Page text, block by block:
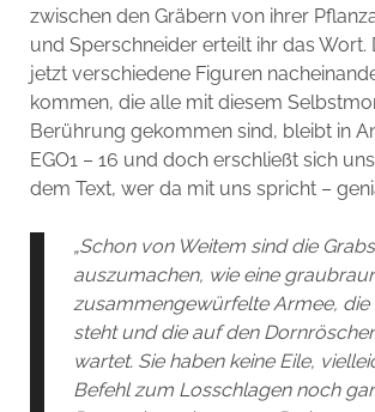
zwischen den Gräbern von ihrer
und Sperschneider erteilt ihr das Wort.
jetzt verschiedene Figuren
kommen, die alle mit diesem
Berührung gekommen sind, bleibt in
EGO1 – 16 und doch erschließt sich
dem Text, wer da mit uns spricht –
„Schon von Weitem sind die
auszumachen, wie eine
zusammengewürfelte Armee, die
steht und die auf den
wartet. Sie haben keine Eile,
Befehl zum Losschlagen noch